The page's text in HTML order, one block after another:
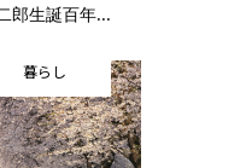
郎生誕百年...
暮らし